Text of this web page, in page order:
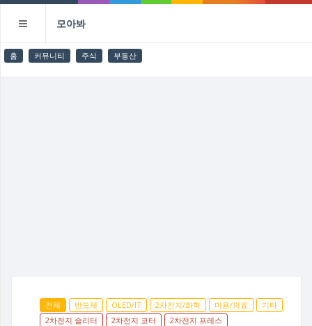
모아봐
홈 커뮤니티 주식 부동산
전체 반도체 OLED/IT 2차전지/화학 미용/의료
기타
2차전지 슬리터
2차전지 코터
2차전지 프레스